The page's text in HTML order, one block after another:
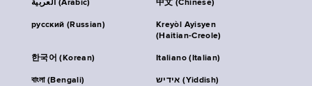
العربية (Arabic) 中文 (Chinese)
русский (Russian)
Kreyòl Ayisyen
(Haitian-Creole)
한국어 (Korean) Italiano (Italian)
বাংলা (Bengali) אידיש (Yiddish)